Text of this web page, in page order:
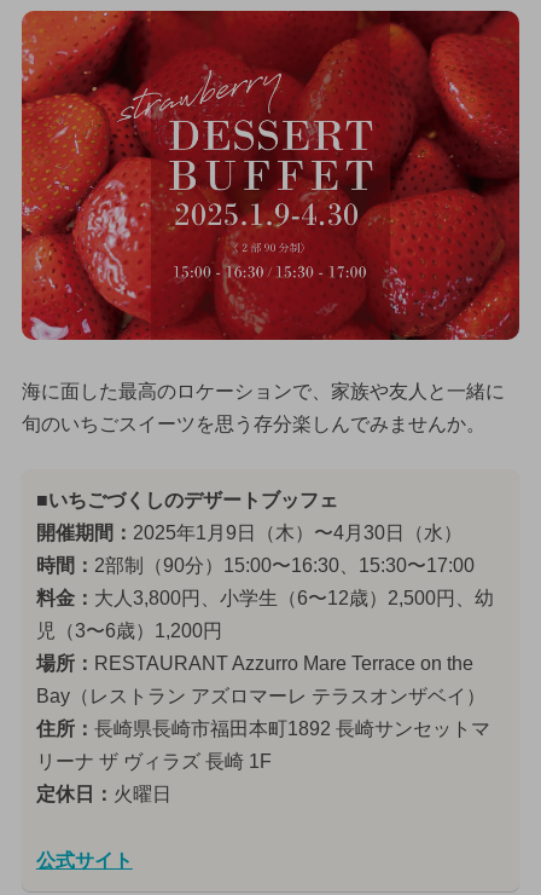
海に面した最高のロケーションで、家族や友人と一緒に
旬のいちごスイーツを思う存分楽しんでみませんか。
■いちごづくしのデザートブッフェ
開催期間： 2025年1月9日（木）〜4月30日（水）
時間： 2部制（90分）15:00〜16:30、15:30〜17:00
料金： 大人3,800円、小学生（6〜12歳）2,500円、幼
児（3〜6歳）1,200円
場所： RESTAURANT Azzurro Mare Terrace on the
Bay（レストラン アズロマーレ テラスオンザベイ）
住所： 長崎県長崎市福田本町1892 長崎サンセットマ
リーナ ザ ヴィラズ 長崎 1F
定休日： 火曜日
公式サイト